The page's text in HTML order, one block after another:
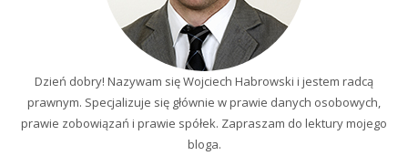
Dzień dobry! Nazywam się Wojciech Habrowski i jestem radcą
prawnym. Specjalizuje się głównie w prawie danych osobowych,
prawie zobowiązań i prawie spółek. Zapraszam do lektury mojego
bloga.